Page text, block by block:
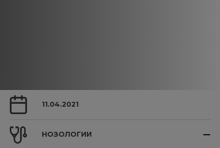
11.04.2021
НОЗОЛОГИИ